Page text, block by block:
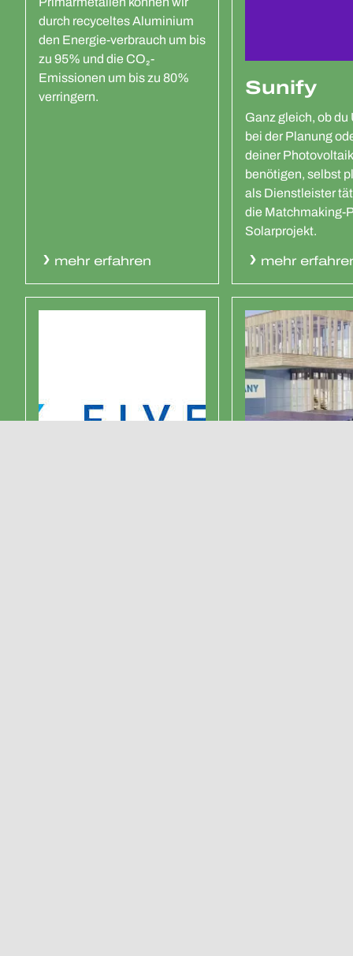
durch recyceltes Aluminium
den Energie-verbrauch um bis
zu 95% und die CO₂-
Emissionen um bis zu 80%
verringern.
mehr erfahren
Sunify
Ganz gleich, ob
bei der Planung
deiner
benötigen, selbst
als Dienstleister
die Matchmaking-
Solarprojekt.
mehr